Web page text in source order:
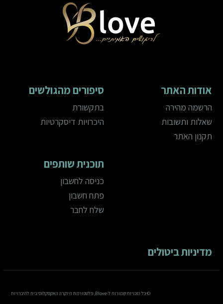
אודות האתר
הרשמה מהירה
שאלות ותשובות
תקנון האתר
סיפורים מהגולשים
בתקשורת
היכרויות דיסקרטיות
תוכנית שותפים
כניסה לחשבון
פתח חשבון
שלח לחבר
מדיניות ביטולים
© כל הזכויות שמורות ל-Blove, פלטפורמת היוקרה האקסקלוסיבית להיכרויות